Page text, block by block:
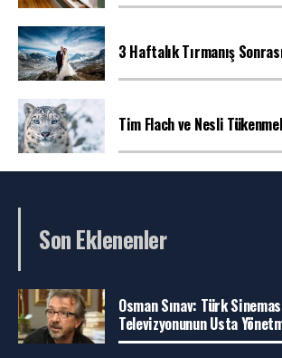
3 Haftalık Tırmanış
Tim Flach ve Nesli
Son Eklenenler
Osman Sınav: Türk
Televizyonunun Usta